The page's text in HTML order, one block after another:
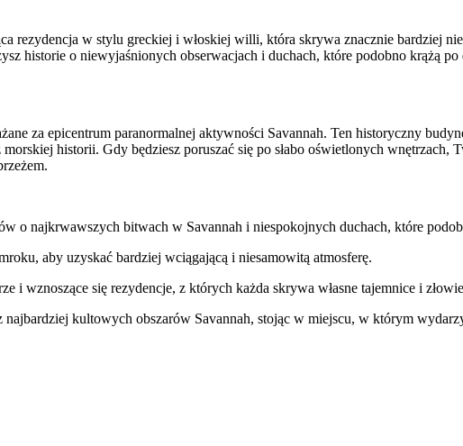
w stylu greckiej i włoskiej willi, która skrywa znacznie bardziej
historie o niewyjaśnionych obserwacjach i duchach, które podobno krążą
za epicentrum paranormalnej aktywności Savannah. Ten historyczny
historii. Gdy będziesz poruszać się po słabo oświetlonych
o najkrwawszych bitwach w Savannah i niespokojnych duchach, które
aby uzyskać bardziej wciągającą i niesamowitą atmosferę.
i wznoszące się rezydencje, z których każda skrywa własne tajemnice i
kultowych obszarów Savannah, stojąc w miejscu, w którym